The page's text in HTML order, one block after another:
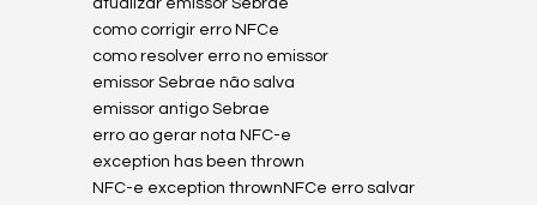
atualizar emissor Sebrae
como corrigir erro NFCe
como resolver erro no emissor
emissor Sebrae não salva
emissor antigo Sebrae
erro ao gerar nota NFC-e
exception has been thrown
NFC-e exception thrown NFCe erro salvar